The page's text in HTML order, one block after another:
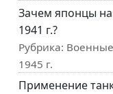
Зачем японцы
1941 г.?
Рубрика:
1945 г.
Применение